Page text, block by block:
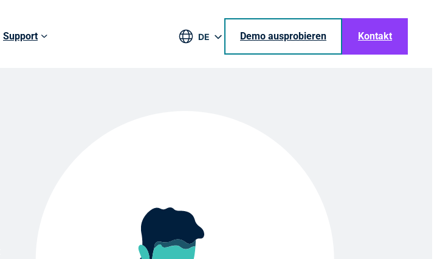
Support
DE
Demo ausprobieren Kontakt